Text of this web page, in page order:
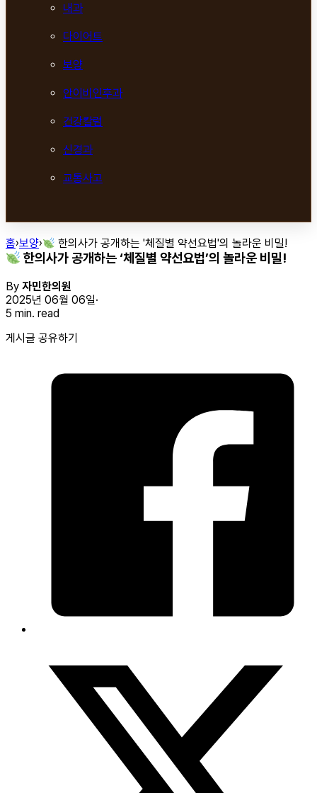
내과
다이어트
보양
안이비인후과
건강칼럼
신경과
교통사고
홈›보양› 한의사가 공개하는 '체질별 약선요법'의 놀라운 비밀!
한의사가 공개하는 ‘체질별 약선요법’의 놀라운 비밀!
By 자민한의원
2025년 06월 06일
5 min. read
게시글 공유하기